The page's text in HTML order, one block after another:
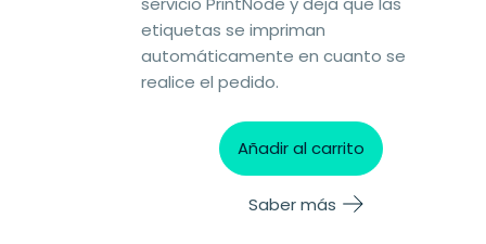
etiquetas se impriman
automáticamente en cuanto se
realice el pedido.
Añadir al carrito
Saber más